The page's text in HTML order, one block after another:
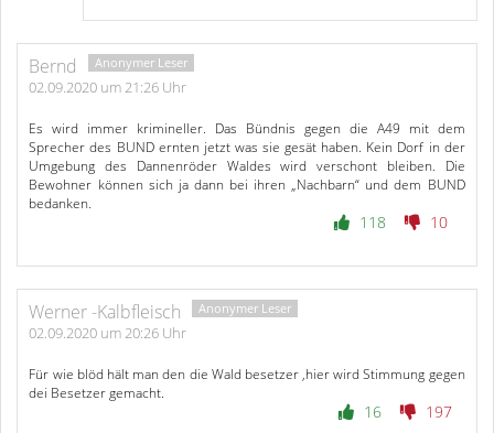
Bernd
02.09.2020 um 21:26 Uhr
Es wird immer krimineller. Das Bündnis gegen die A49 mit dem
Sprecher des BUND ernten jetzt was sie gesät haben. Kein Dorf in der
Umgebung des Dannenröder Waldes wird verschont bleiben. Die
Bewohner können sich ja dann bei ihren „Nachbarn“ und dem BUND
bedanken.
118 10
Werner -Kalbfleisch
02.09.2020 um 20:26 Uhr
Für wie blöd hält man den die Wald besetzer ,hier wird Stimmung gegen
dei Besetzer gemacht.
16 197